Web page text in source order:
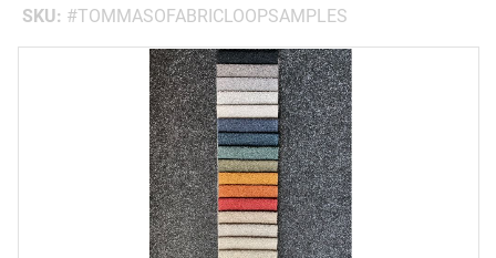
SKU
TOMMASOFABRICLOOPSAMPLES